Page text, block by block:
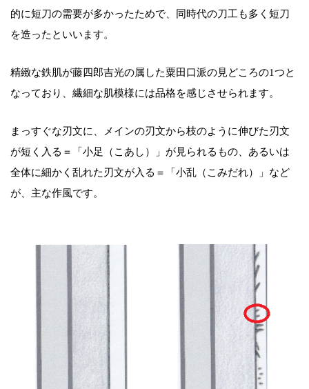
的に短刀の需要が多かったためで、同時代の刀工も多く短刀
を造ったといいます。
精緻な鉄肌が藤四郎吉光の属した粟田口派の見どころの1つと
なっており、繊細な肌模様には品格を感じさせられます。
まっすぐな刃文に、メインの刃文から枝のように伸びた刃文
が短く入る＝「小足（こあし）」が見られるもの、あるいは
全体に細かく乱れた刃文が入る＝「小乱（こみだれ）」など
が、主な作風です。